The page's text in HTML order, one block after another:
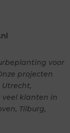
voor
projecten
veel klanten in
Tilburg,